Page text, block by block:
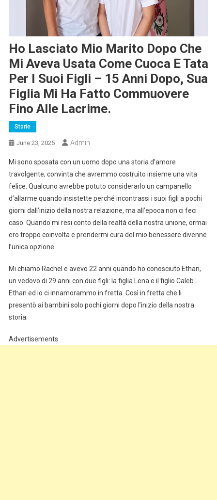
Ho Lasciato Mio Marito Dopo Che
Mi Aveva Usata Come Cuoca E Tata
Per I Suoi Figli – 15 Anni Dopo, Sua
Figlia Mi Ha Fatto Commuovere
Fino Alle Lacrime.
Storie
June 23, 2025 Admin
Mi sono sposata con un uomo dopo una storia d’amore
travolgente, convinta che avremmo costruito insieme una vita
felice. Qualcuno avrebbe potuto considerarlo un campanello
d’allarme quando insistette perché incontrassi i suoi figli a pochi
giorni dall’inizio della nostra relazione, ma all’epoca non ci feci
caso. Quando mi resi conto della realtà della nostra unione, ormai
ero troppo coinvolta e prendermi cura del mio benessere divenne
l’unica opzione.
Mi chiamo Rachel e avevo 22 anni quando ho conosciuto Ethan,
un vedovo di 29 anni con due figli: la figlia Lena e il figlio Caleb.
Ethan ed io ci innamorammo in fretta. Così in fretta che li
presentò ai bambini solo pochi giorni dopo l’inizio della nostra
storia.
Advertisements